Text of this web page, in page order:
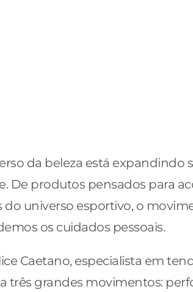
da beleza está expandindo
De produtos pensados para
do universo esportivo, o
os cuidados pessoais.
Caetano, especialista em
três grandes movimentos: